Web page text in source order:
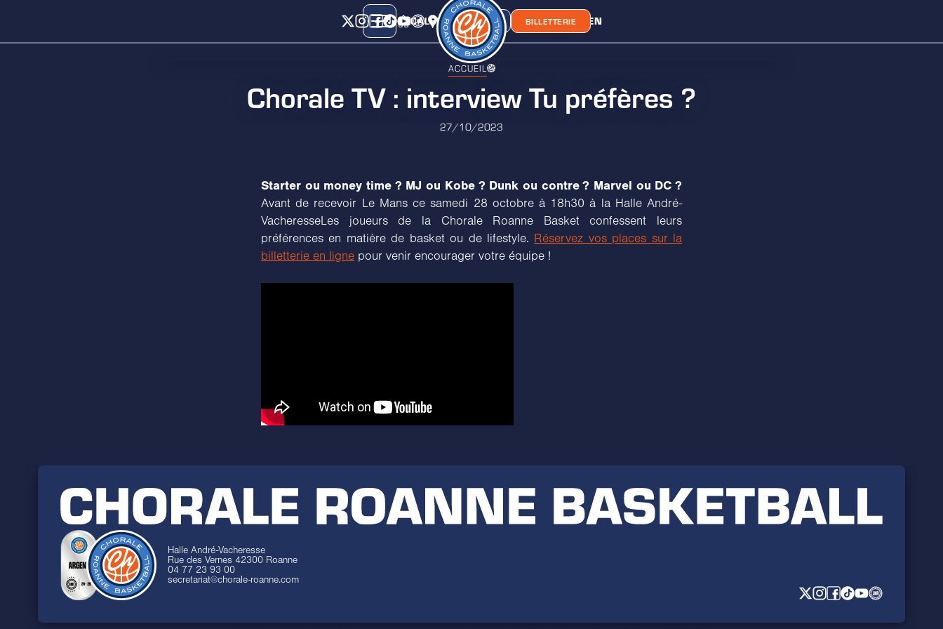
CALENDRIERCLASSEMENTCHORA' LIEN
BOUTIQUE BILLETTERIE
ACCUEIL
Chorale TV : interview Tu préfères ?
27/10/2023
Starter ou money time ? MJ ou Kobe ? Dunk ou contre ? Marvel ou DC ?
Avant de recevoir Le Mans ce samedi 28 octobre à 18h30 à la Halle André-
VacheresseLes joueurs de la Chorale Roanne Basket confessent leurs
préférences en matière de basket ou de lifestyle. Réservez vos places sur la
billetterie en ligne pour venir encourager votre équipe !
Halle André-Vacheresse
Rue des Vernes 42300 Roanne
04 77 23 93 00
secretariat@chorale-roanne.com